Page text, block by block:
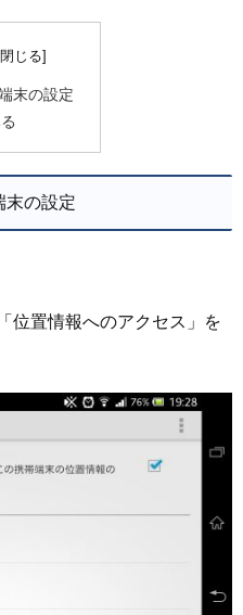
末の設定
末の設定
位置情報へのアクセス」を